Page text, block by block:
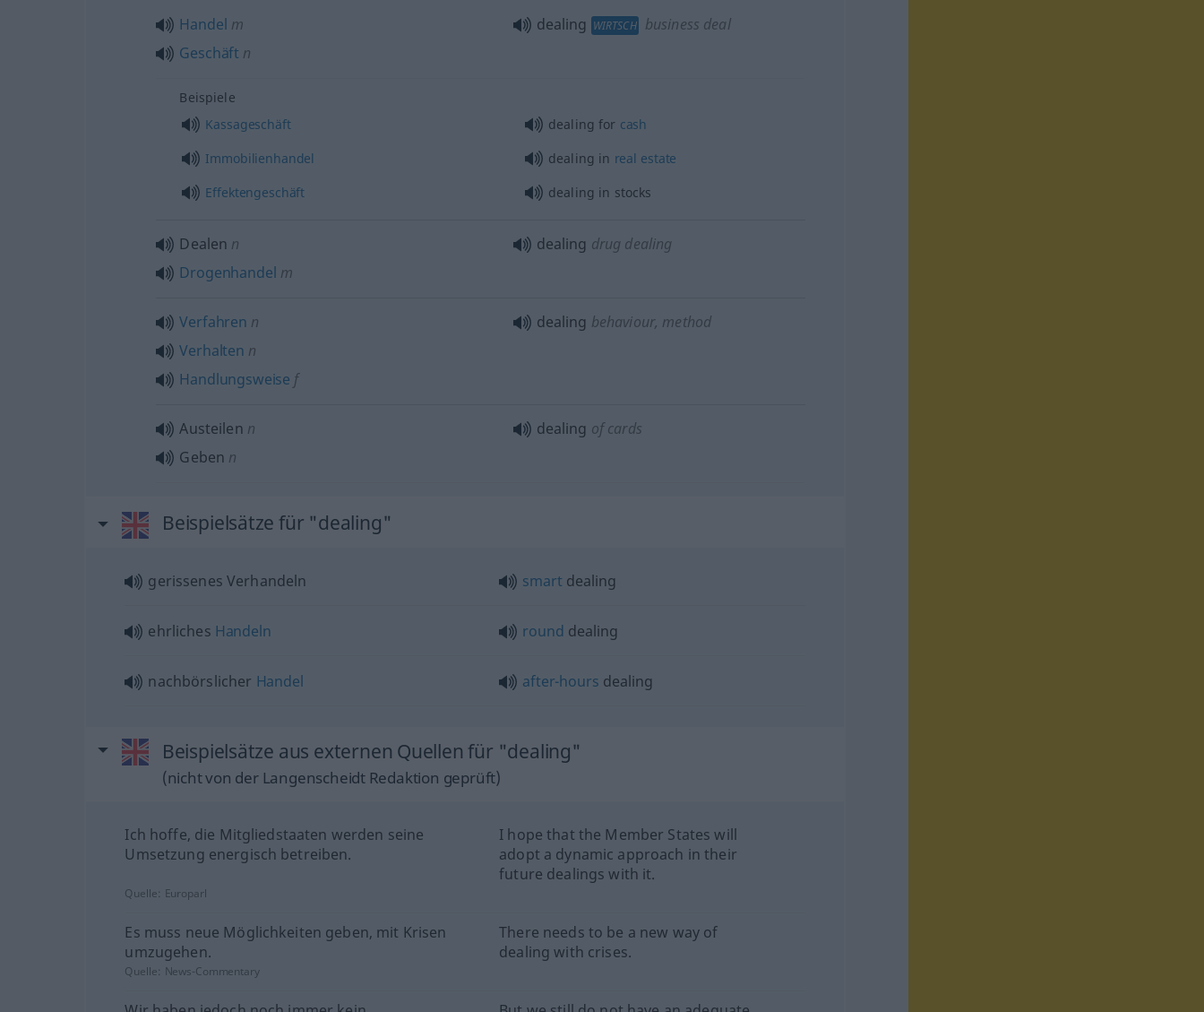
Handel m
Geschäft n
dealing WIRTSCH business deal
Beispiele
Kassageschäft
dealing for cash
Immobilienhandel
dealing in real estate
Effektengeschäft
dealing in stocks
Dealen n
Drogenhandel m
dealing drug dealing
Verfahren n
Verhalten n
Handlungsweise f
dealing behaviour, method
Austeilen n
Geben n
dealing of cards
Beispielsätze für "dealing"
gerissenes Verhandeln smart dealing
ehrliches Handeln round dealing
nachbörslicher Handel after-hours dealing
Beispielsätze aus externen Quellen für "dealing"
(nicht von der Langenscheidt Redaktion geprüft)
Ich hoffe, die Mitgliedstaaten werden seine
Umsetzung energisch betreiben.
I hope that the Member States will
adopt a dynamic approach in their
future dealings with it.
Quelle: Europarl
Es muss neue Möglichkeiten geben, mit Krisen
umzugehen.
There needs to be a new way of
dealing with crises.
Quelle: News-Commentary